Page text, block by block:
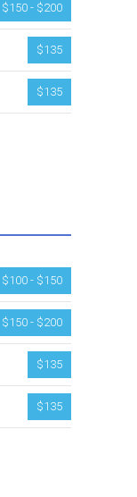
$150 - $200
$135
$135
$100 - $150
$150 - $200
$135
$135